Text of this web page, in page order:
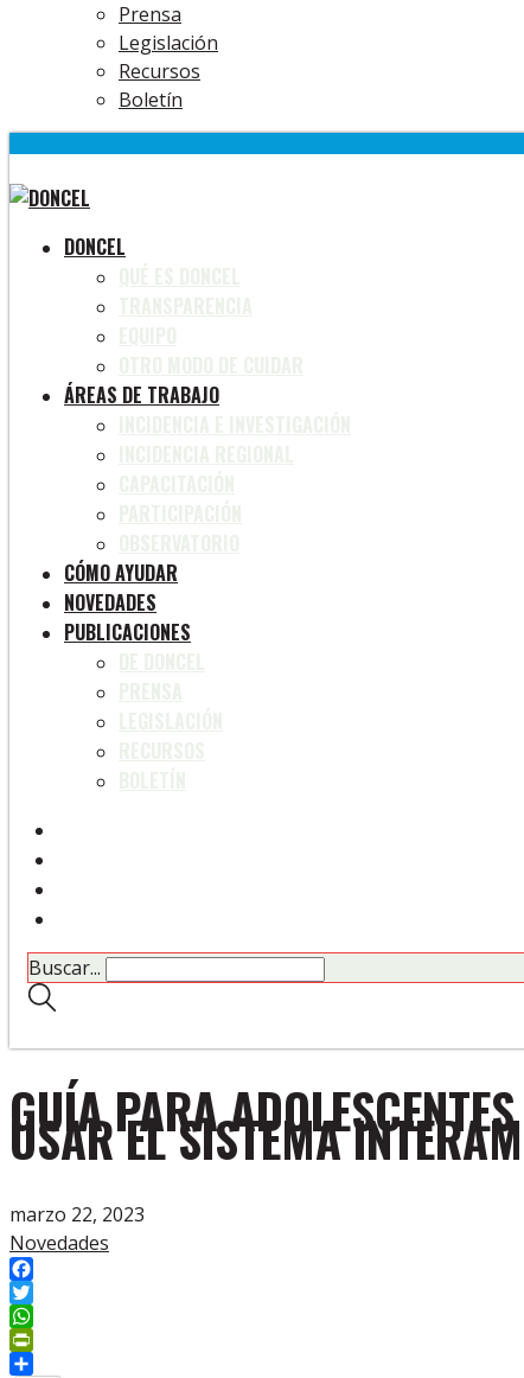
Prensa
Legislación
Recursos
Boletín
DONCEL
ÁREAS DE TRABAJO
CÓMO AYUDAR
NOVEDADES
PUBLICACIONES
Buscar...
GUÍA PARA
USAR EL SISTEMA
marzo 22, 2023
Novedades
Facebook
Twitter
WhatsApp
PrintFriendly